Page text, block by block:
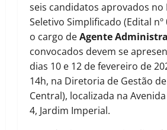
seis candidatos aprovados no
Seletivo Simplificado (Edital
o cargo deAgente
convocados devem se
dias 10 e 12 de fevereiro de
14h, na Diretoria de Gestão de
Central), localizada na
4, Jardim Imperial.